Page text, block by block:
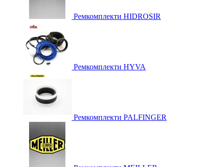
Ремкомплекти HIDROSIR
Ремкомплекти HYVA
Ремкомплекти PALFINGER